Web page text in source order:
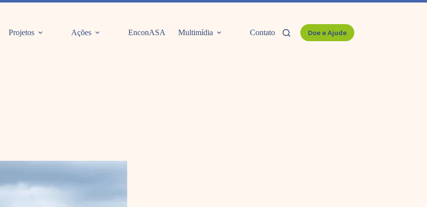
Projetos Ações EnconASA Multimídia Contato Doe e Ajude